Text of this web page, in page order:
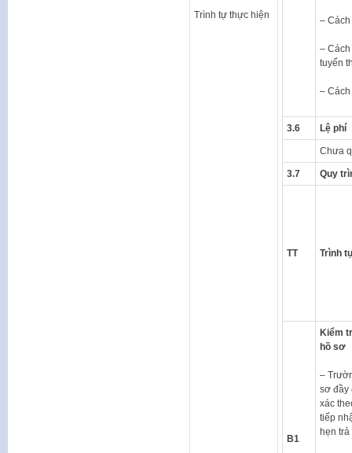
Trình tự thực hiện –
–
tuyến
–
3.6 Lệ phí
Chưa
3.7 Quy
TT Trình
B1
Kiểm
hồ sơ
–
sơ đầy
xác
tiếp
hẹn trả